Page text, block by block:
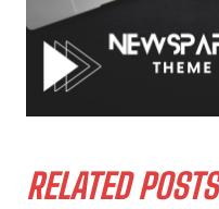
RELATED POSTS